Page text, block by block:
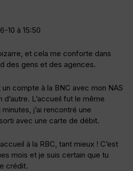
10 à 15:50
et cela me conforte dans
des gens et des agences.
un compte à la BNC avec mon NAS
d’autre. L’accueil fut le même
j’ai rencontré une
avec une carte de débit.
à la RBC, tant mieux ! C’est
mois et je suis certain que tu
crédit.